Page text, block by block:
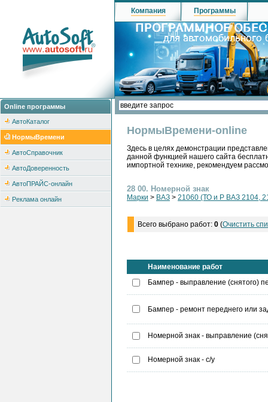
Online программы
АвтоКаталог
НормыВремени
АвтоСправочник
АвтоДоверенность
АвтоПРАЙС-онлайн
Реклама онлайн
Компания Программы
НормыВремени-online
Здесь в целях демонстрации
данной функцией нашего сайта
импортной технике, рекомендуем
28 00. Номерной знак
Марки > ВАЗ > 21060 (ТО и Р ВАЗ 2104,
Всего выбрано работ: 0 (Очистить
Наименование работ
Бампер - выправление (снятого)
Бампер - ремонт переднего или
Номерной знак - выправление
Номерной знак - с/у